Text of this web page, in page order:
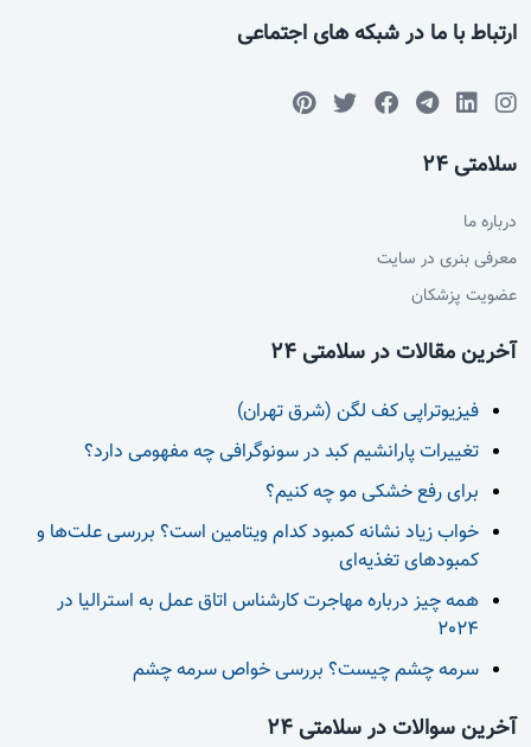
ارتباط با ما در شبکه های اجتماعی
سلامتی 24
درباره ما
معرفی بنری در سایت
عضویت پزشکان
آخرین مقالات در سلامتی 24
فیزیوتراپی کف لگن (شرق تهران)
تغییرات پارانشیم کبد در سونوگرافی چه مفهومی دارد؟
برای رفع خشکی مو چه کنیم؟
خواب زیاد نشانه کمبود کدام ویتامین است؟ بررسی علت‌ها و
کمبودهای تغذیه‌ای
همه چیز درباره مهاجرت کارشناس اتاق عمل به استرالیا در
2024
سرمه چشم چیست؟ بررسی خواص سرمه چشم
آخرین سوالات در سلامتی 24